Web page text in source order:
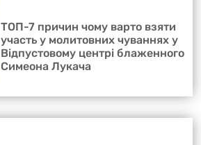
ТОП-7 причин чому варто взяти
участь у молитовних чуваннях у
Відпустовому центрі блаженного
Симеона Лукача